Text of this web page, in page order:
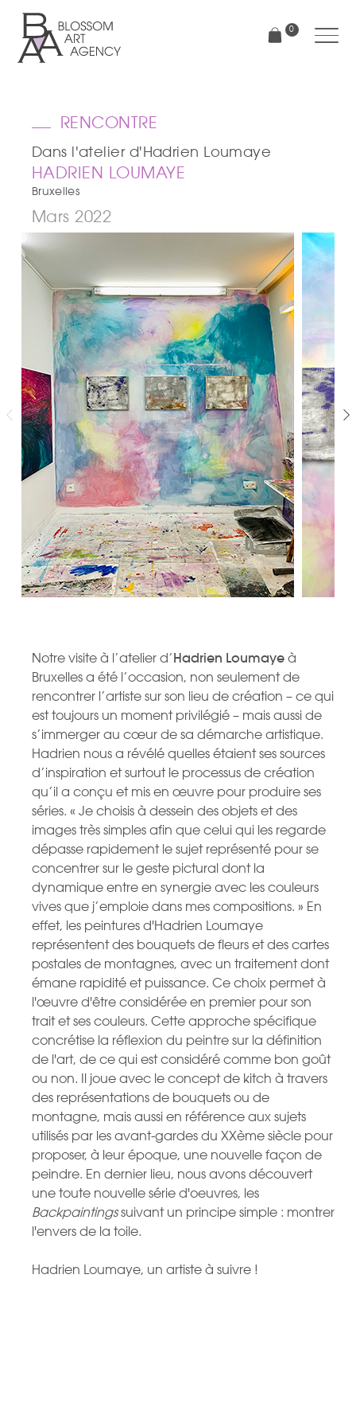
principal
0
RENCONTRE
Dans l'atelier d'Hadrien Loumaye
HADRIEN LOUMAYE
Bruxelles
Mars 2022
Notre visite à l’atelier d’Hadrien Loumayeà
Bruxelles a été l’occasion, non seulement de
rencontrer l’artiste sur son lieu de création – ce qui
est toujours un moment privilégié – mais aussi de
s’immerger au cœur de sa démarche artistique.
Hadrien nous a révélé quelles étaient ses sources
d’inspiration et surtout le processus de création
qu’il a conçu et mis en œuvre pour produire ses
séries. « Je choisis à dessein des objets et des
images très simples afin que celui qui les regarde
dépasse rapidement le sujet représenté pour se
concentrer sur le geste pictural dont la
dynamique entre en synergie avec les couleurs
vives que j’emploie dans mes compositions. » En
effet, les peintures d'Hadrien Loumaye
représentent des bouquets de fleurs et des cartes
postales de montagnes, avec un traitement dont
émane rapidité et puissance. Ce choix permet à
l'œuvre d'être considérée en premier pour son
trait et ses couleurs. Cette approche spécifique
concrétise la réflexion du peintre sur la définition
de l'art, de ce qui est considéré comme bon goût
ou non. Il joue avec le concept de kitch à travers
des représentations de bouquets ou de
montagne, mais aussi en référence aux sujets
utilisés par les avant-gardes du XXème siècle pour
proposer, à leur époque, une nouvelle façon de
peindre. En dernier lieu, nous avons découvert
une toute nouvelle série d'oeuvres, les
Backpaintingssuivant un principe simple : montrer
l'envers de la toile.
Hadrien Loumaye, un artiste à suivre !